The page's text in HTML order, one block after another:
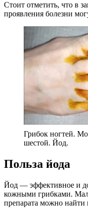
Стоит отметить, что в
проявления болезни
Грибок ногтей.
шестой. Йод.
Польза йода
Йод — эффективное и
кожными грибками.
препарата можно